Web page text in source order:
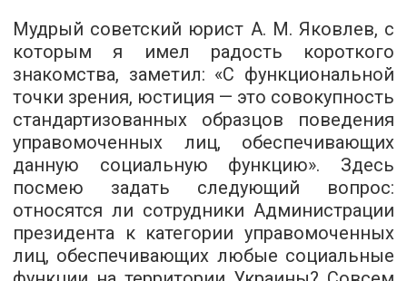
Мудрый советский юрист А. М. Яковлев, с
которым я имел радость короткого
знакомства, заметил: «С функциональной
точки зрения, юстиция — это совокупность
стандартизованных образцов поведения
управомоченных лиц, обеспечивающих
данную социальную функцию». Здесь
посмею задать следующий вопрос:
относятся ли сотрудники Администрации
президента к категории управомоченных
лиц, обеспечивающих любые социальные